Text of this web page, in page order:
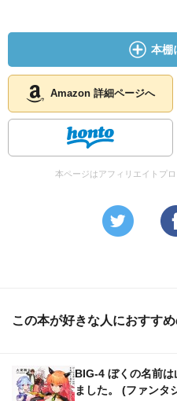
本棚
Amazon 詳細ページへ
本ページはアフィリエイトプ
この本が好きな人におすす
BIG‐4 ぼくの名前
ました。 (ファンタ